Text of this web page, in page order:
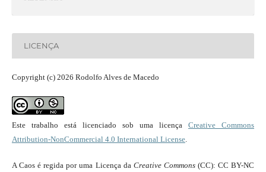
LICENÇA
Copyright (c) 2026 Rodolfo Alves de Macedo
Este trabalho está licenciado sob uma licençaCreative Commons
Attribution-NonCommercial 4.0 International License.
A Caos é regida por uma Licença da Creative Commons(CC): CC BY-NC